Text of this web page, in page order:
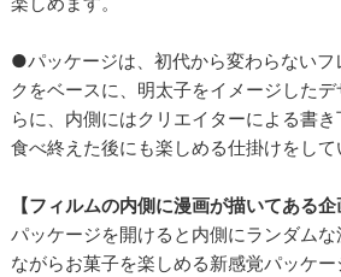
●パッケージは、初代から変わらないフ
クをベースに、明太子をイメージした
らに、内側にはクリエイターによる書き
食べ終えた後にも楽しめる仕掛けをして
【フィルムの内側に漫画が描いてある企
パッケージを開けると内側にランダム
ながらお菓子を楽しめる新感覚パッケ